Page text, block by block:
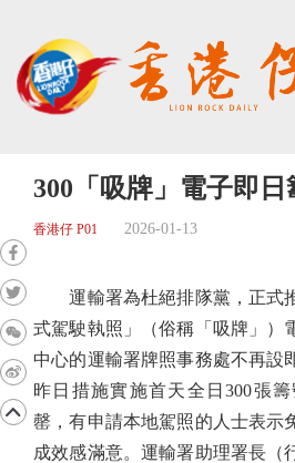
300「吸牌」電子即
香港仔 P01 2026-01-13
運輸署為杜絕排隊黨，正式
式駕駛執照」（俗稱「吸牌」）
中心的運輸署牌照事務處不再設
昨日措施實施首天全日300張
罄，有申請本地駕照的人士表示
成效感滿意。運輸署助理署長（